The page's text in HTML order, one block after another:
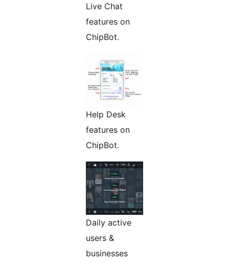
Live Chat
features on
ChipBot.
Help Desk
features on
ChipBot.
Daily active
users &
businesses